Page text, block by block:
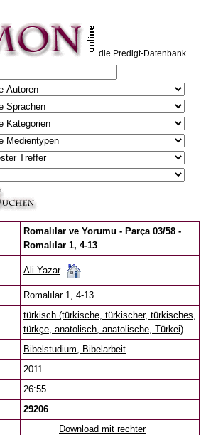
die Predigt-Datenbank
Romalılar ve Yorumu - Parça 03/58 -
Romalılar 1, 4-13
Ali Yazar
Romalılar 1, 4-13
türkisch (türkische, türkischer, türkisches,
türkçe, anatolisch, anatolische, Türkei)
Bibelstudium, Bibelarbeit
2011
26:55
29206
Download mit rechter